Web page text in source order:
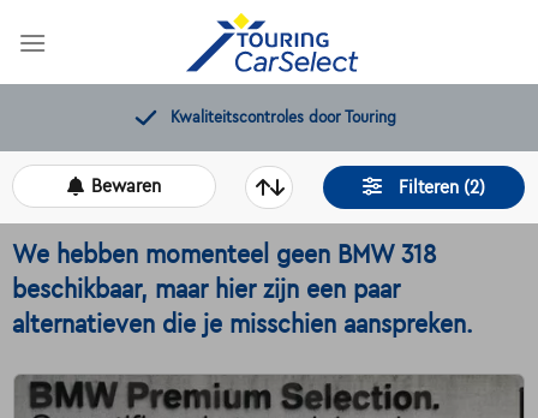
Gratis 12 maanden pechverhelping
Filteren (2)
Bewaren
We hebben momenteel geen BMW 318
beschikbaar, maar hier zijn een paar
alternatieven die je misschien aanspreken.